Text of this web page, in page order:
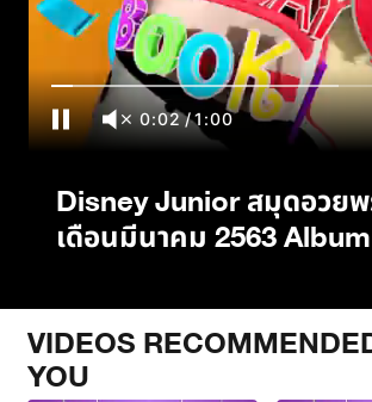
0:03/1:00
Disney Junior สมุดอวยพ
เดือนมีนาคม 2563
VIDEOS
YOU